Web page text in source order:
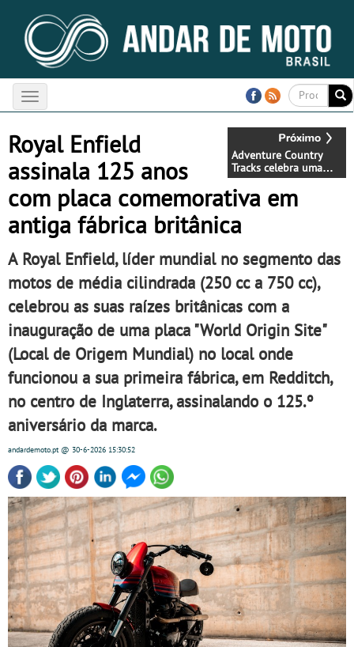
Toggle
navigation
Adventure Country
Tracks celebra uma
década de aventuras
nas estradas mais
emblemáticas da
Europa
Royal Enfield
assinala 125 anos
com placa comemorativa em
antiga fábrica britânica
A Royal Enfield, líder mundial no segmento das
motos de média cilindrada (250 cc a 750 cc),
celebrou as suas raízes britânicas com a
inauguração de uma placa "World Origin Site"
(Local de Origem Mundial) no local onde
funcionou a sua primeira fábrica, em Redditch,
no centro de Inglaterra, assinalando o 125.º
aniversário da marca.
andardemoto.pt@ 30-6-2026 15:30:52